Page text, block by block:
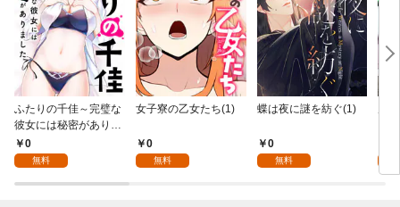
ふたりの千佳～完璧な
彼女には秘密がありま
した(1)
0
無料
女子寮の乙女たち(1)
0
無料
蝶は夜に謎を紡ぐ(1)
0
無料